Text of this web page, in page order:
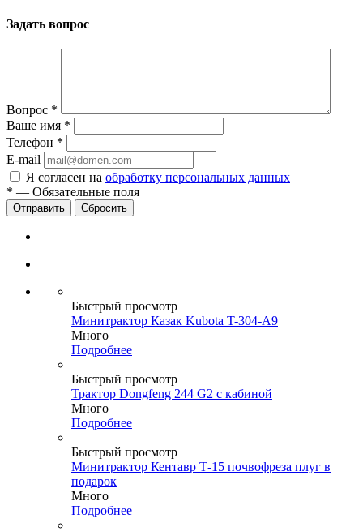
Задать вопрос
Вопрос *
Ваше имя *
Телефон *
E-mail
Я согласен на обработку персональных данных
* — Обязательные поля
Сбросить
Быстрый просмотр
Минитрактор Казак Kubota T-304-A9
Много
Подробнее
Быстрый просмотр
Трактор Dongfeng 244 G2 с кабиной
Много
Подробнее
Быстрый просмотр
Минитрактор Кентавр Т-15 почвофреза плуг в
подарок
Много
Подробнее